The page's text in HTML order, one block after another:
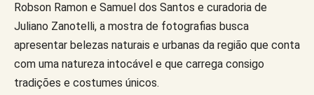
Robson Ramon e Samuel dos Santos e curadoria de
Juliano Zanotelli, a mostra de fotografias busca
apresentar belezas naturais e urbanas da região que conta
com uma natureza intocável e que carrega consigo
tradições e costumes únicos.